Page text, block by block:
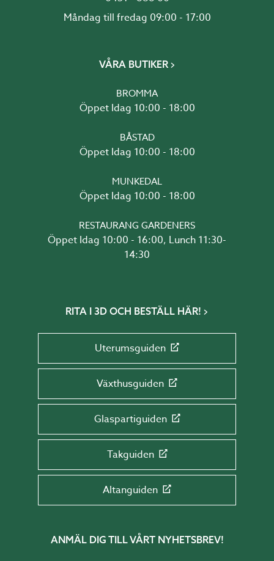
Måndag till fredag 09:00 - 17:00
VÅRA BUTIKER
BROMMA
Öppet Idag 10:00 - 18:00
BÅSTAD
Öppet Idag 10:00 - 18:00
MUNKEDAL
Öppet Idag 10:00 - 18:00
RESTAURANG GARDENERS
Öppet Idag 10:00 - 16:00, Lunch 11:30-
14:30
RITA I 3D OCH BESTÄLL HÄR!
Uterumsguiden
Växthusguiden
Glaspartiguiden
Takguiden
Altanguiden
ANMÄL DIG TILL VÅRT NYHETSBREV!